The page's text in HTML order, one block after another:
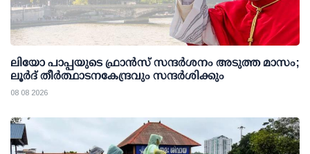
ലിയോ പാപ്പയുടെ ഫ്രാൻസ് സന്ദർശനം അടുത്ത മാസം;
ലൂർദ് തീർത്ഥാടനകേന്ദ്രവും സന്ദർശിക്കും
08 08 2026